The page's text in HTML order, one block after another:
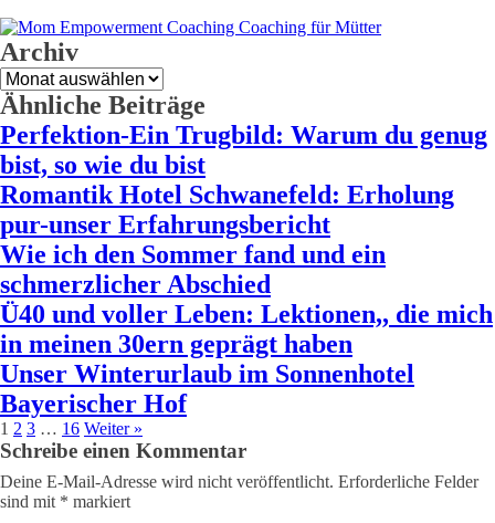
Archiv
Archiv
Ähnliche Beiträge
Perfektion-Ein Trugbild: Warum du genug
bist, so wie du bist
Romantik Hotel Schwanefeld: Erholung
pur-unser Erfahrungsbericht
Wie ich den Sommer fand und ein
schmerzlicher Abschied
Ü40 und voller Leben: Lektionen,, die mich
in meinen 30ern geprägt haben
Unser Winterurlaub im Sonnenhotel
Bayerischer Hof
1 2 3 … 16 Weiter »
Schreibe einen Kommentar
Deine E-Mail-Adresse wird nicht veröffentlicht. Erforderliche Felder
sind mit * markiert